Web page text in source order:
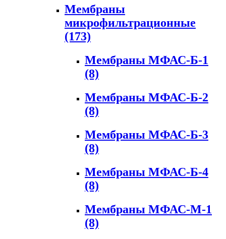
Мембраны
микрофильтрационные
(173)
Мембраны МФАС-Б-1
(8)
Мембраны МФАС-Б-2
(8)
Мембраны МФАС-Б-3
(8)
Мембраны МФАС-Б-4
(8)
Мембраны МФАС-М-1
(8)